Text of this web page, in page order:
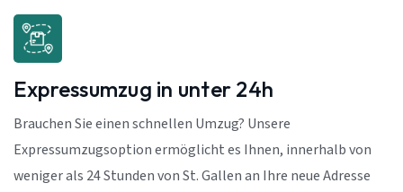
Expressumzug in unter 24h
Brauchen Sie einen schnellen Umzug? Unsere
Expressumzugsoption ermöglicht es Ihnen, innerhalb von
weniger als 24 Stunden von St. Gallen an Ihre neue Adresse